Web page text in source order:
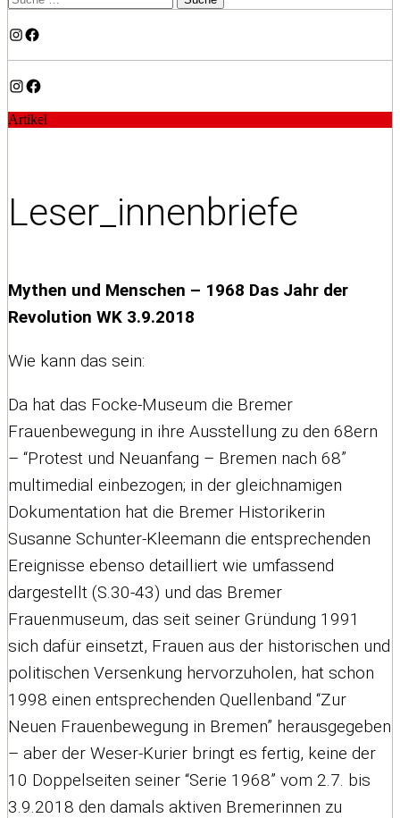
Instagram
Facebook
Instagram
Facebook
Artikel
Leser_innenbriefe
Mythen und Menschen – 1968 Das Jahr der
Revolution WK 3.9.2018
Wie kann das sein:
Da hat das Focke-Museum die Bremer
Frauenbewegung in ihre Ausstellung zu den 68ern
– “Protest und Neuanfang – Bremen nach 68”
multimedial einbezogen; in der gleichnamigen
Dokumentation hat die Bremer Historikerin
Susanne Schunter-Kleemann die entsprechenden
Ereignisse ebenso detailliert wie umfassend
dargestellt (S.30-43) und das Bremer
Frauenmuseum, das seit seiner Gründung 1991
sich dafür einsetzt, Frauen aus der historischen und
politischen Versenkung hervorzuholen, hat schon
1998 einen entsprechenden Quellenband “Zur
Neuen Frauenbewegung in Bremen” herausgegeben
– aber der Weser-Kurier bringt es fertig, keine der
10 Doppelseiten seiner “Serie 1968” vom 2.7. bis
3.9.2018 den damals aktiven Bremerinnen zu